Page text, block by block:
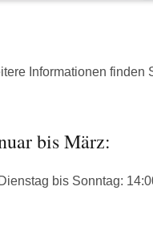
Informationen finden
bis März:
Dienstag bis Sonntag: